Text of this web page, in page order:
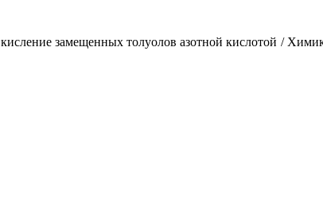
замещенных толуолов азотной кислотой /